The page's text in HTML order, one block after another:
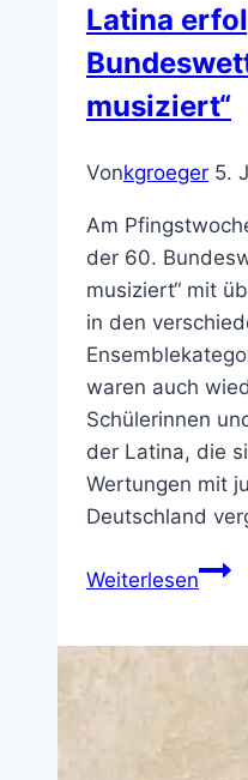
Latina
musiziert“
Vonkgroeger 5.
Am
der 60.
musiziert“ mit
in den
waren auch
Schülerinnen
der Latina, die
Wertungen mit
Deutschland
WeiterlesenLatina